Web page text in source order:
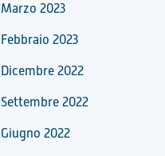
Marzo 2023
Febbraio 2023
Dicembre 2022
Settembre 2022
Giugno 2022